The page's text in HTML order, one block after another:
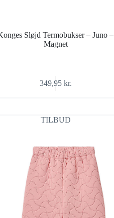
Sløjd Termobukser – Juno –
Magnet
349,95 kr.
TILBUD